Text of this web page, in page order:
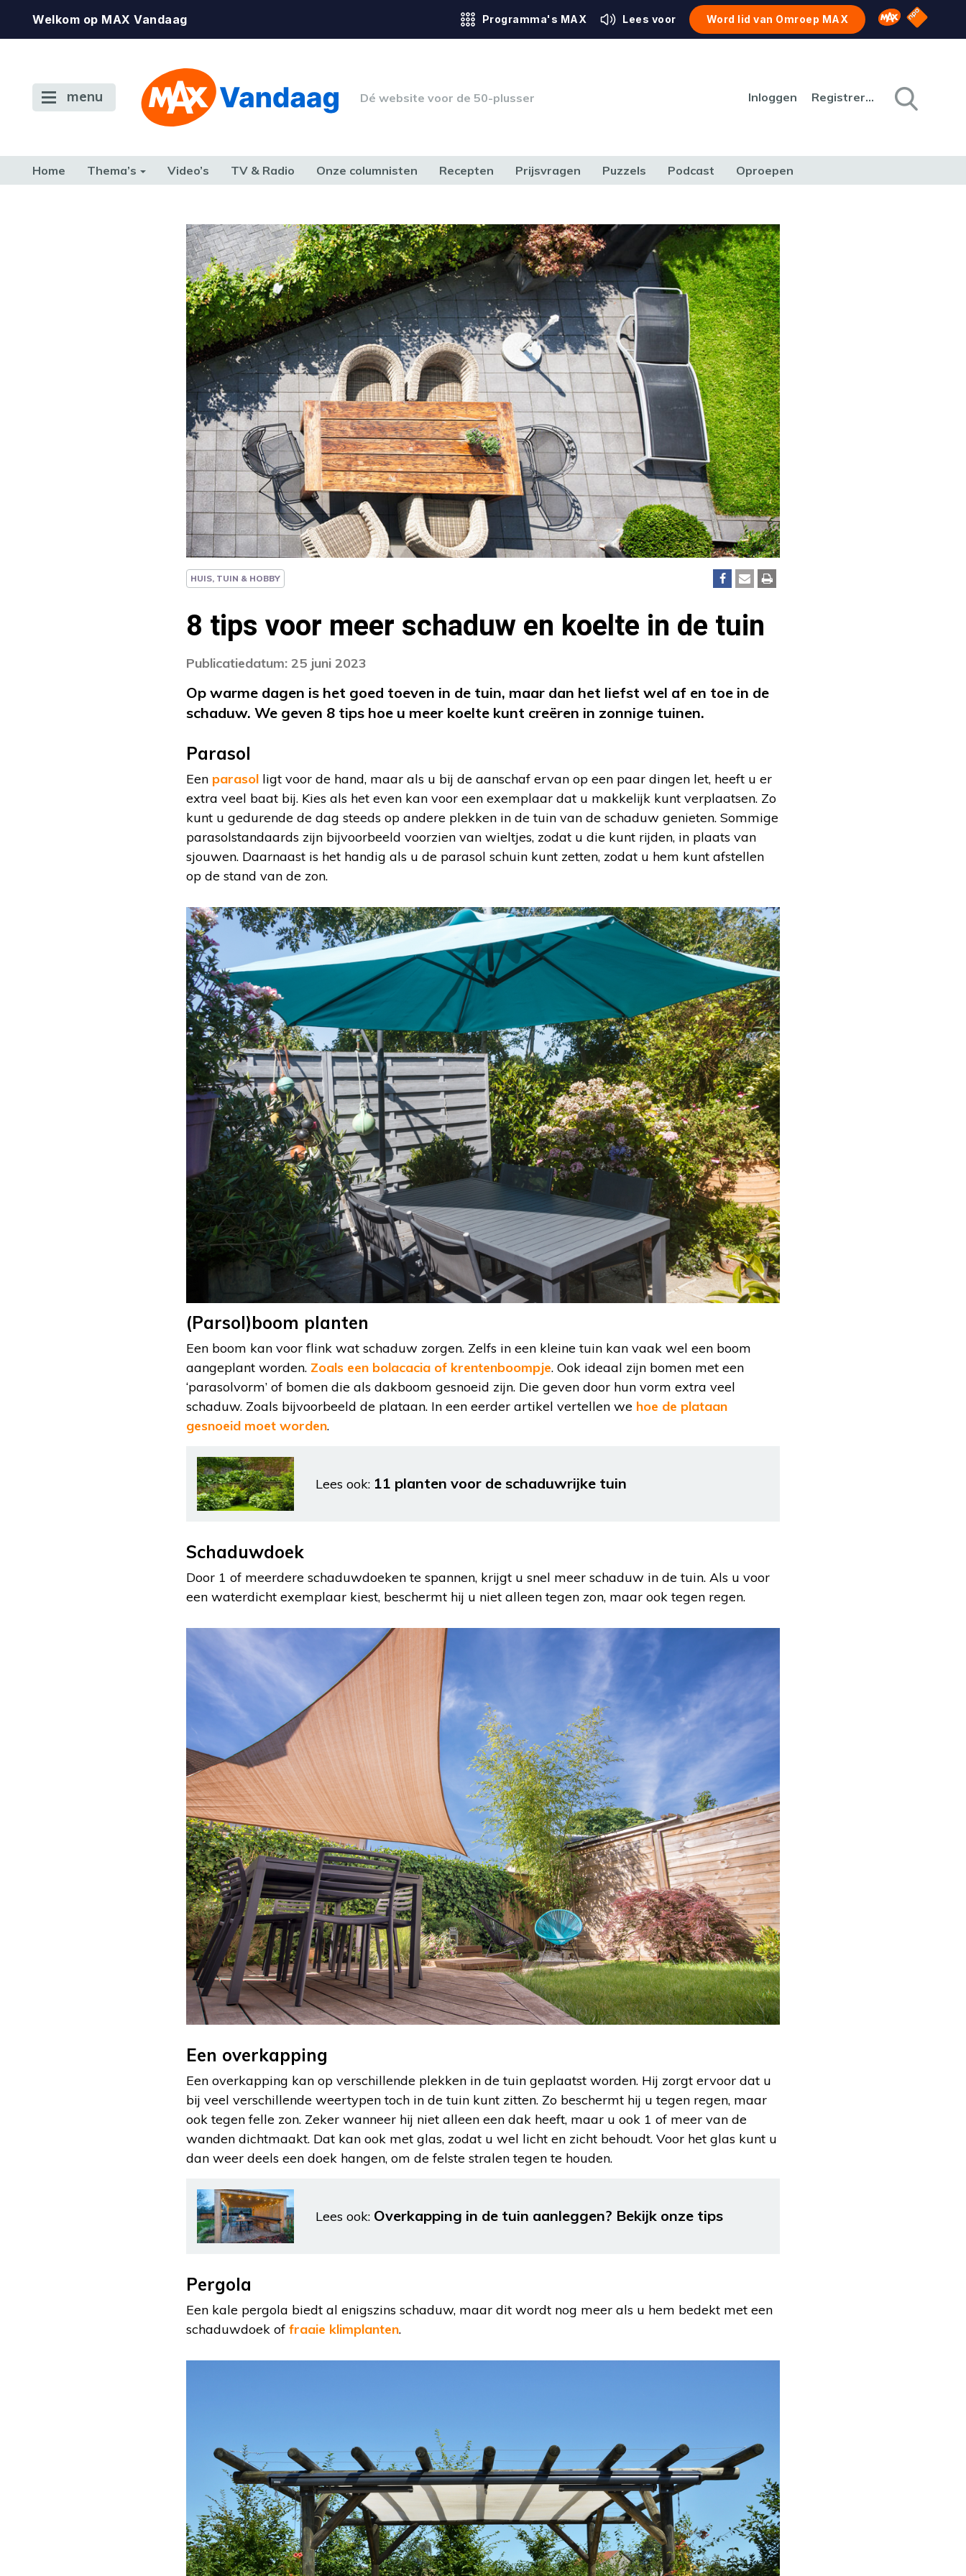
Welkom op MAX Vandaag Programma's MAX Lees voor Word lid van Omroep MAX Omroep MAX
NPO
menu Dé website voor de 50-plusser Inloggen Registreren
Home Thema’s Video’s TV & Radio Onze columnisten Recepten Prijsvragen Puzzels Podcast Oproepen
HUIS, TUIN & HOBBY
8 tips voor meer schaduw en koelte in de tuin
Publicatiedatum: 25 juni 2023
Op warme dagen is het goed toeven in de tuin, maar dan het liefst wel af en toe in de
schaduw. We geven 8 tips hoe u meer koelte kunt creëren in zonnige tuinen.
Parasol
Een parasol ligt voor de hand, maar als u bij de aanschaf ervan op een paar dingen let, heeft u er
extra veel baat bij. Kies als het even kan voor een exemplaar dat u makkelijk kunt verplaatsen. Zo
kunt u gedurende de dag steeds op andere plekken in de tuin van de schaduw genieten. Sommige
parasolstandaards zijn bijvoorbeeld voorzien van wieltjes, zodat u die kunt rijden, in plaats van
sjouwen. Daarnaast is het handig als u de parasol schuin kunt zetten, zodat u hem kunt afstellen
op de stand van de zon.
(Parsol)boom planten
Een boom kan voor flink wat schaduw zorgen. Zelfs in een kleine tuin kan vaak wel een boom
aangeplant worden. Zoals een bolacacia of krentenboompje. Ook ideaal zijn bomen met een
‘parasolvorm’ of bomen die als dakboom gesnoeid zijn. Die geven door hun vorm extra veel
schaduw. Zoals bijvoorbeeld de plataan. In een eerder artikel vertellen we hoe de plataan
gesnoeid moet worden.
Lees ook: 11 planten voor de schaduwrijke tuin
Schaduwdoek
Door 1 of meerdere schaduwdoeken te spannen, krijgt u snel meer schaduw in de tuin. Als u voor
een waterdicht exemplaar kiest, beschermt hij u niet alleen tegen zon, maar ook tegen regen.
Een overkapping
Een overkapping kan op verschillende plekken in de tuin geplaatst worden. Hij zorgt ervoor dat u
bij veel verschillende weertypen toch in de tuin kunt zitten. Zo beschermt hij u tegen regen, maar
ook tegen felle zon. Zeker wanneer hij niet alleen een dak heeft, maar u ook 1 of meer van de
wanden dichtmaakt. Dat kan ook met glas, zodat u wel licht en zicht behoudt. Voor het glas kunt u
dan weer deels een doek hangen, om de felste stralen tegen te houden.
Lees ook: Overkapping in de tuin aanleggen? Bekijk onze tips
Pergola
Een kale pergola biedt al enigszins schaduw, maar dit wordt nog meer als u hem bedekt met een
schaduwdoek of fraaie klimplanten.